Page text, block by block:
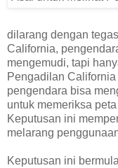
dilarang dengan
California,
mengemudi, tapi
Pengadilan
pengendara bisa
untuk memeriksa
Keputusan ini
melarang
Keputusan ini